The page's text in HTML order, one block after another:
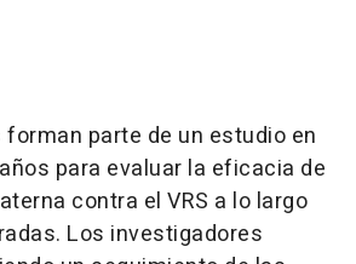
parte de un estudio en
para evaluar la eficacia de
contra el VRS a lo largo
Los investigadores